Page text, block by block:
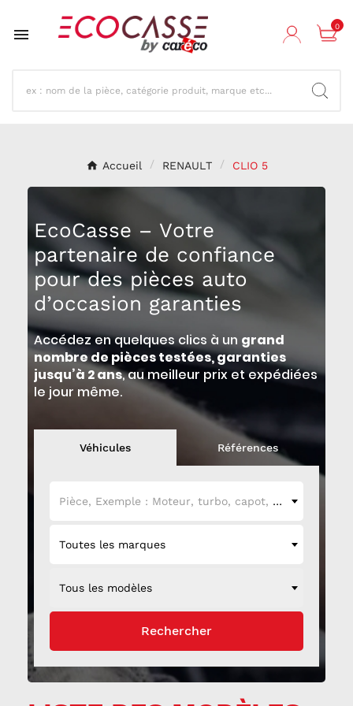
 0
Accueil RENAULT CLIO 5
EcoCasse – Votre
partenaire de confiance
pour des pièces auto
d’occasion garanties
Accédez en quelques clics à un grand
nombre de pièces testées, garanties
jusqu’à 2 ans, au meilleur prix et expédiées
le jour même.
Véhicules Références
Pièce, Exemple : Moteur, turbo, capot, etc...
Toutes les marques
Tous les modèles
Rechercher